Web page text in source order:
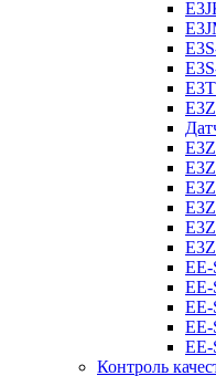
E3T
E3Z
EE-
EE-
EE-
Контроль